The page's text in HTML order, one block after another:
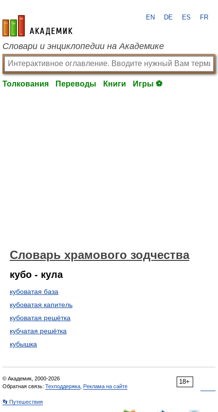
academic.ru
EN DE ES FR
Словари и энциклопедии на Академике
Толкования Переводы Книги Игры ⚽
Словарь храмового зодчества
кубо - кула
кубоватая база
кубоватая капитель
кубоватая решётка
кубчатая решётка
кубышка
18+
© Академик, 2000-2026
Обратная связь: Техподдержка Реклама на сайте
👣 Путешествия